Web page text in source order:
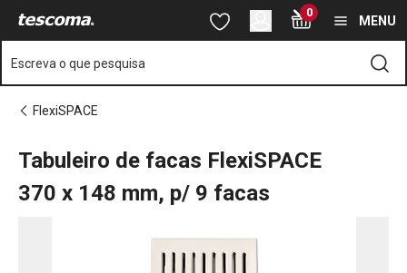
Está na página Tabuleiro de facas FlexiSPACE 370 x 148 mm,
Saltar para o conteúdo principal
Saltar para a pesquisa
Saltar para a navegação 0
MENU
Escreva o que pesquisa
FlexiSPACE
Tabuleiro de facas FlexiSPACE
370 x 148 mm, p/ 9 facas